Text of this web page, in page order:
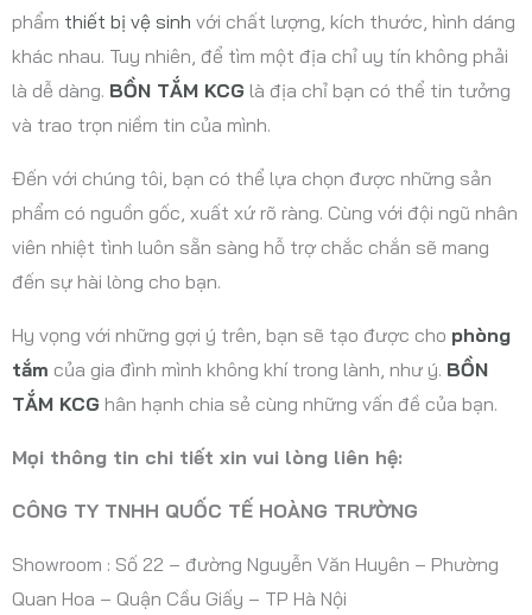
phẩm thiết bị vệ sinh với chất lượng, kích thước, hình dáng
khác nhau. Tuy nhiên, để tìm một địa chỉ uy tín không phải
là dễ dàng. BỒN TẮM KCG là địa chỉ bạn có thể tin tưởng
và trao trọn niềm tin của mình.
Đến với chúng tôi, bạn có thể lựa chọn được những sản
phẩm có nguồn gốc, xuất xứ rõ ràng. Cùng với đội ngũ nhân
viên nhiệt tình luôn sẵn sàng hỗ trợ chắc chắn sẽ mang
đến sự hài lòng cho bạn.
Hy vọng với những gợi ý trên, bạn sẽ tạo được cho phòng
tắm của gia đình mình không khí trong lành, như ý. BỒN
TẮM KCG hân hạnh chia sẻ cùng những vấn đề của bạn.
Mọi thông tin chi tiết xin vui lòng liên hệ:
CÔNG TY TNHH QUỐC TẾ HOÀNG TRƯỜNG
Showroom : Số 22 – đường Nguyễn Văn Huyên – Phường
Quan Hoa – Quận Cầu Giấy – TP Hà Nội